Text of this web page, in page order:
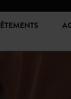
VÊTEMENTS